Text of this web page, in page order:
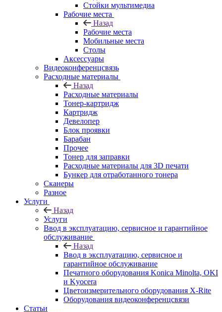
Стойки мультимедиа
Рабочие места
Назад
Рабочие места
Мобильные места
Столы
Аксессуары
Видеоконференцсвязь
Расходные материалы
Назад
Расходные материалы
Тонер-картридж
Картридж
Девелопер
Блок проявки
Барабан
Прочее
Тонер для заправки
Расходные материалы для 3D печати
Бункер для отработанного тонера
Сканеры
Разное
Услуги
Назад
Услуги
Ввод в эксплуатацию, сервисное и гарантийное
обслуживание
Назад
Ввод в эксплуатацию, сервисное и
гарантийное обслуживание
Печатного оборудования Konica Minolta, OKI
и Kyocera
Цветоизмерительного оборудования X-Rite
Оборудования видеоконференцсвязи
Статьи